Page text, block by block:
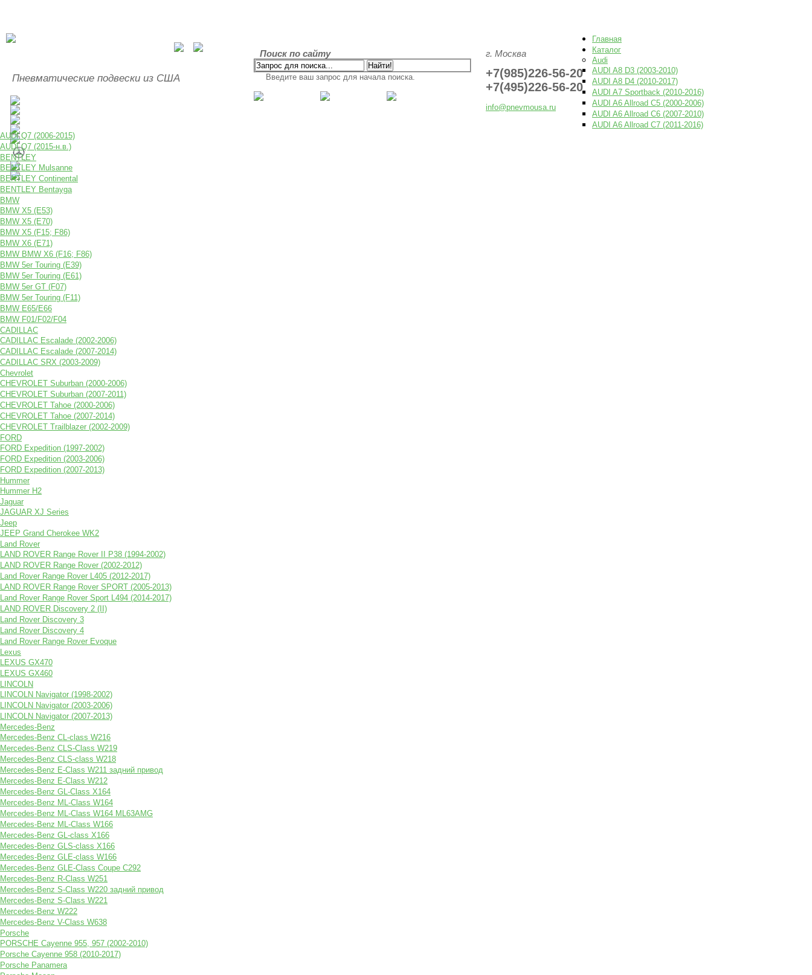
Пневматические подвески из США
Поиск по сайту
Введите ваш запрос для начала поиска.
г. Москва
+7(985)226-56-20
+7(495)226-56-20
info@pnevmousa.ru
Главная
Каталог
Audi
AUDI A8 D3 (2003-2010)
AUDI A8 D4 (2010-2017)
AUDI A7 Sportback (2010-2016)
AUDI A6 Allroad C5 (2000-2006)
AUDI A6 Allroad C6 (2007-2010)
AUDI A6 Allroad C7 (2011-2016)
AUDI Q7 (2006-2015)
AUDI Q7 (2015-н.в.)
BENTLEY
BENTLEY Mulsanne
BENTLEY Continental
BENTLEY Bentayga
BMW
BMW X5 (E53)
BMW X5 (E70)
BMW X5 (F15; F86)
BMW X6 (E71)
BMW BMW X6 (F16; F86)
BMW 5er Touring (E39)
BMW 5er Touring (E61)
BMW 5er GT (F07)
BMW 5er Touring (F11)
BMW E65/E66
BMW F01/F02/F04
CADILLAC
CADILLAC Escalade (2002-2006)
CADILLAC Escalade (2007-2014)
CADILLAC SRX (2003-2009)
Chevrolet
CHEVROLET Suburban (2000-2006)
CHEVROLET Suburban (2007-2011)
CHEVROLET Tahoe (2000-2006)
CHEVROLET Tahoe (2007-2014)
CHEVROLET Trailblazer (2002-2009)
FORD
FORD Expedition (1997-2002)
FORD Expedition (2003-2006)
FORD Expedition (2007-2013)
Hummer
Hummer H2
Jaguar
JAGUAR XJ Series
Jeep
JEEP Grand Cherokee WK2
Land Rover
LAND ROVER Range Rover II P38 (1994-2002)
LAND ROVER Range Rover (2002-2012)
Land Rover Range Rover L405 (2012-2017)
LAND ROVER Range Rover SPORT (2005-2013)
Land Rover Range Rover Sport L494 (2014-2017)
LAND ROVER Discovery 2 (II)
Land Rover Discovery 3
Land Rover Discovery 4
Land Rover Range Rover Evoque
Lexus
LEXUS GX470
LEXUS GX460
LINCOLN
LINCOLN Navigator (1998-2002)
LINCOLN Navigator (2003-2006)
LINCOLN Navigator (2007-2013)
Mercedes-Benz
Mercedes-Benz CL-class W216
Mercedes-Benz CLS-Class W219
Mercedes-Benz CLS-class W218
Mercedes-Benz E-Class W211 задний привод
Mercedes-Benz E-Class W212
Mercedes-Benz GL-Class X164
Mercedes-Benz ML-Class W164
Mercedes-Benz ML-Class W164 ML63AMG
Mercedes-Benz ML-Class W166
Mercedes-Benz GL-class X166
Mercedes-Benz GLS-class X166
Mercedes-Benz GLE-class W166
Mercedes-Benz GLE-Class Coupe С292
Mercedes-Benz R-Class W251
Mercedes-Benz S-Class W220 задний привод
Mercedes-Benz S-Class W221
Mercedes-Benz W222
Mercedes-Benz V-Class W638
Porsche
PORSCHE Cayenne 955, 957 (2002-2010)
Porsche Cayenne 958 (2010-2017)
Porsche Panamera